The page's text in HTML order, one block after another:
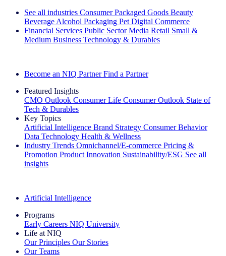
See all industries Consumer Packaged Goods Beauty
Beverage Alcohol Packaging Pet Digital Commerce
Financial Services Public Sector Media Retail Small &
Medium Business Technology & Durables
Become an NIQ Partner Find a Partner
Featured Insights
CMO Outlook Consumer Life Consumer Outlook State of
Tech & Durables
Key Topics
Artificial Intelligence Brand Strategy Consumer Behavior
Data Technology Health & Wellness
Industry Trends Omnichannel/E-commerce Pricing &
Promotion Product Innovation Sustainability/ESG See all
insights
Artificial Intelligence
Programs
Early Careers NIQ University
Life at NIQ
Our Principles Our Stories
Our Teams